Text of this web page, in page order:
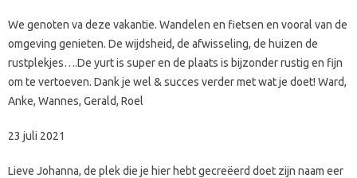
We genoten va deze vakantie. Wandelen en fietsen en vooral van de
omgeving genieten. De wijdsheid, de afwisseling, de huizen de
rustplekjes….De yurt is super en de plaats is bijzonder rustig en fijn
om te vertoeven. Dank je wel & succes verder met wat je doet! Ward,
Anke, Wannes, Gerald, Roel
23 juli 2021
Lieve Johanna, de plek die je hier hebt gecreëerd doet zijn naam eer